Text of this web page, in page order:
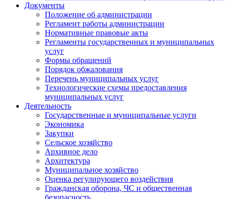
Документы
Положение об администрации
Регламент работы администрации
Нормативные правовые акты
Регламенты государственных и муниципальных
услуг
Формы обращений
Порядок обжалования
Перечень муниципальных услуг
Технологические схемы предоставления
муниципальных услуг
Деятельность
Государственные и муниципальные услуги
Экономика
Закупки
Сельское хозяйство
Архивное дело
Архитектура
Муниципальное хозяйство
Оценка регулирующего воздействия
Гражданская оборона, ЧС и общественная